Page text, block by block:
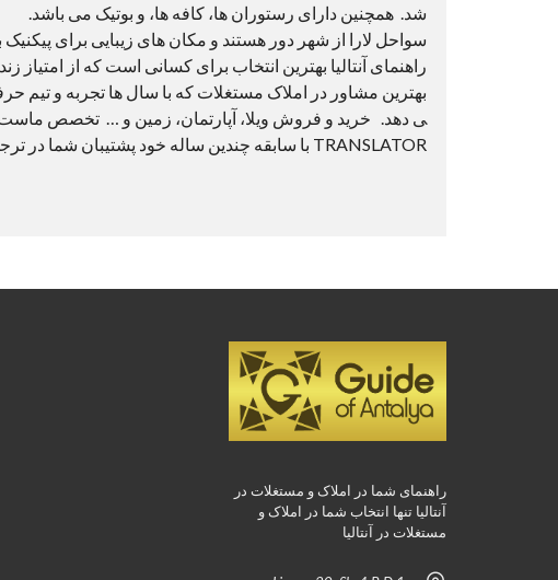
شد. همچنین دارای رستوران ها، کافه ها، و بوتیک می باشد.
راهنمای آنتالیا بهترین انتخاب برای کسانی است که از امتیاز
بهترین مشاور در املاک مستغلات که با سال ها تجربه و تیم
TRANSLATOR با سابقه چندین ساله خود پشتیبان شما در ترجمه مدارک شما می باشد. برای اطلاعات بیشتر با GUIDE OF...
راهنمای شما در املاک و مستغلات در
آنتالیا تنها انتخاب شما در املاک و
مستغلات در آنتالیا